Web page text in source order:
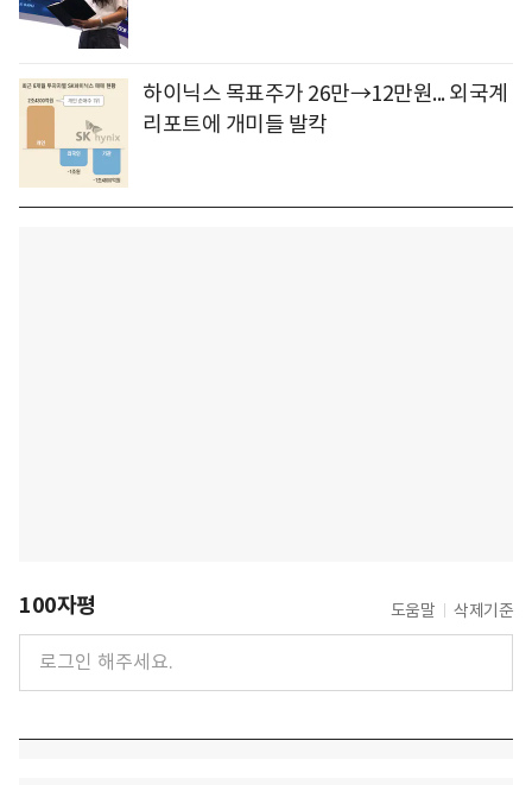
하이닉스 목표주가 26만→12만원... 외국계
리포트에 개미들 발칵
100자평 도움말 삭제기준